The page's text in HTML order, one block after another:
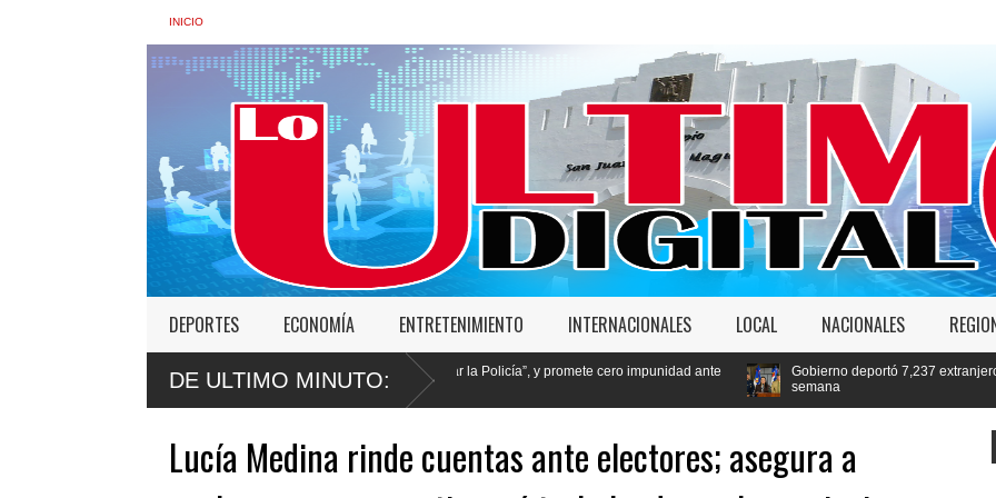
INICIO
DEPORTES ECONOMÍA ENTRETENIMIENTO INTERNACIONALES LOCAL NACIONALES
DE ULTIMO MINUTO:
vamos a desistir en nuestro empeño de transformar la Policía”, y promete cero impunidad ante
Gobierno deportó 7,237 extranjeros en condición
Lucía Medina rinde cuentas ante electores; asegura a